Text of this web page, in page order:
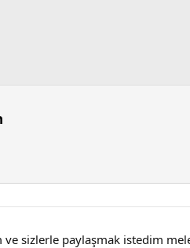
sizlerle paylaşmak istedim